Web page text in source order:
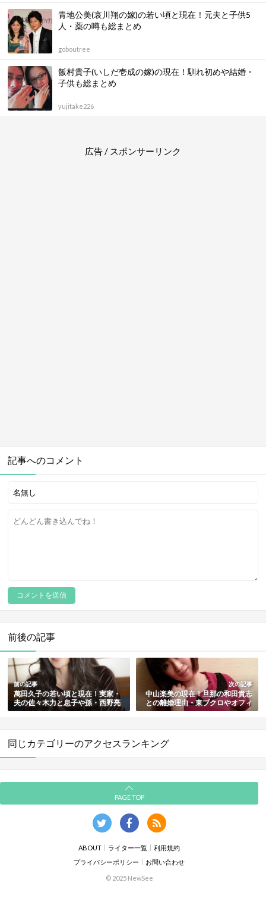
青地公美(哀川翔の嫁)の若い頃と現在！元夫と子供5
人・薬の噂も総まとめ
goboutree
飯村貴子(いしだ壱成の嫁)の現在！馴れ初めや結婚・
子供も総まとめ
yujitake226
広告 / スポンサーリンク
記事へのコメント
前後の記事
前の記事
萬田久子の若い頃と現在！実家・
夫の佐々木力と息子や孫・西野亮
廣との熱愛の噂も総まとめ
次の記事
中山楽美の現在！旦那の和田貴志
との離婚理由・東ブクロやオフィ
スカラーズ社長など浮気相手・子
同じカテゴリーのアクセスランキング
PAGE TOP
ABOUT ライター一覧
利用規約
プライバシーポリシー
お問い合わせ
© 2025 NewSee